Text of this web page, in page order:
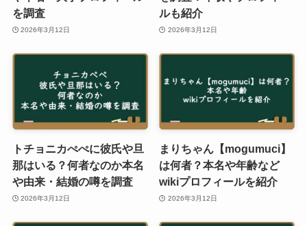
を調査
2026年3月12日
ルも紹介
2026年3月12日
トチョニカぺぺに彼氏や旦
那はいる？何者なのか本名
や由来・結婚の噂を調査
2026年3月12日
まりちゃん【mogumuci】
は何者？本名や年齢など
wikiプロフィールを紹介
2026年3月12日